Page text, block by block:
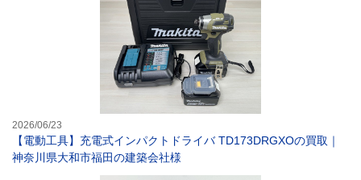
2026/06/23
【電動工具】充電式インパクトドライバ TD173DRGXOの買取｜
神奈川県大和市福田の建築会社様